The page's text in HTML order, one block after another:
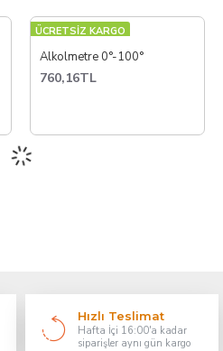
ÜCRETSİZ KARGO
Alkolmetre 0°-100°
760,16TL
Hızlı Teslimat
Hafta İçi 16:00'a kadar
siparişler aynı gün kargo